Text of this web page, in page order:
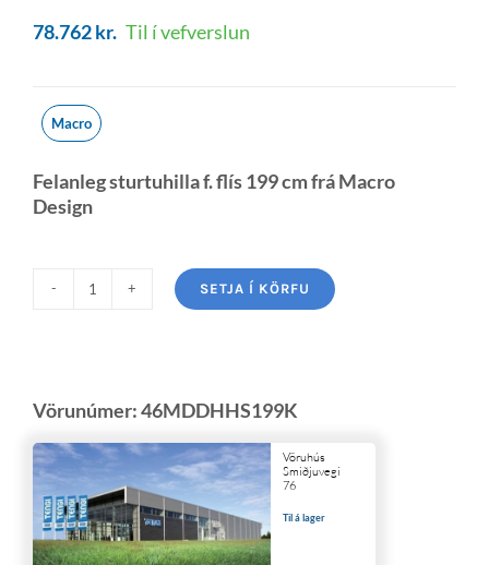
78.762kr. Til í vefverslun
Macro
Felanleg sturtuhilla f. flís 199 cm frá Macro
Design
SETJA Í KÖRFU
Vörunúmer:46MDDHHS199K
Vöruhús
Smiðjuvegi
76
Til á lager